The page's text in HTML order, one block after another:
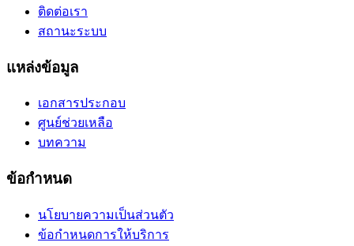
ติดต่อเรา
สถานะระบบ
แหล่งข้อมูล
เอกสารประกอบ
ศูนย์ช่วยเหลือ
บทความ
ข้อกำหนด
นโยบายความเป็นส่วนตัว
ข้อกำหนดการให้บริการ